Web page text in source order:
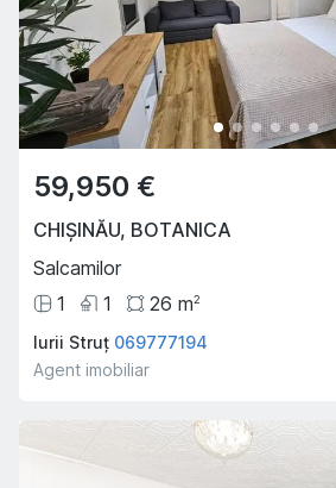
59,950 €
CHIȘINĂU, BOTANICA
Salcamilor
1
1 26 m2
Iurii Struț 069777194
Agent imobiliar